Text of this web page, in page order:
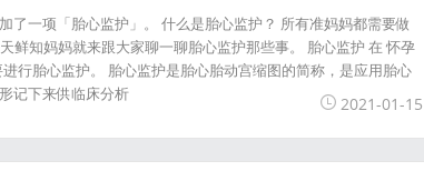
了一项「胎心监护」。 什么是胎心监护？ 所有准妈妈都需要做
鲜知妈妈就来跟大家聊一聊胎心监护那些事。 胎心监护 在 怀孕
行胎心监护。 胎心监护是胎心胎动宫缩图的简称，是应用胎心
记下来供临床分析
2021-01-15